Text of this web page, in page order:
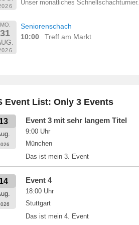
Unser monatliches Schnellschachturnier.
MO.
31
Seniorenschach
10:00
Treff am Markt
Event List: Only 3 Events
13 Event 3 mit sehr langem Titel
9:00 Uhr
München
Das ist mein 3. Event
14 Event 4
18:00 Uhr
Stuttgart
Das ist mein 4. Event